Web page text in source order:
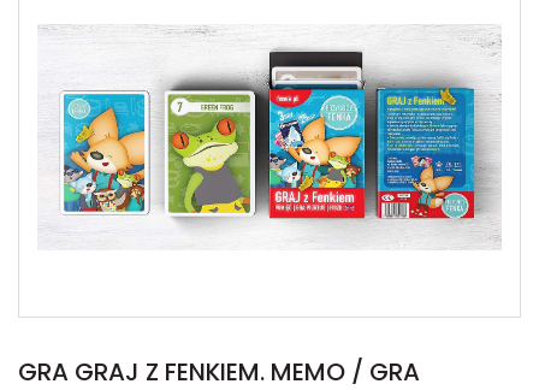
GRA GRAJ Z FENKIEM. MEMO / GRA